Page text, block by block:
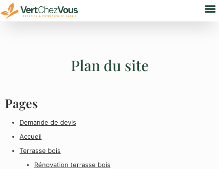
Plan du site
Pages
Demande de devis
Accueil
Terrasse bois
Rénovation terrasse bois